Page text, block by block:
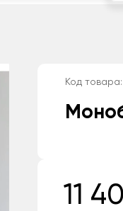
Код товара:
11